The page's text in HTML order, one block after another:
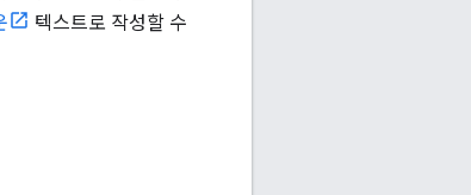
텍스트로 작성할 수